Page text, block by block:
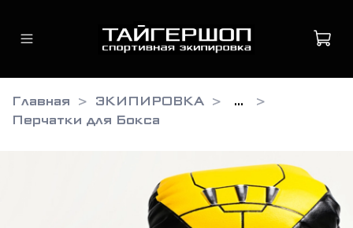
Главная ЭКИПИРОВКА
...
Перчатки для Бокса